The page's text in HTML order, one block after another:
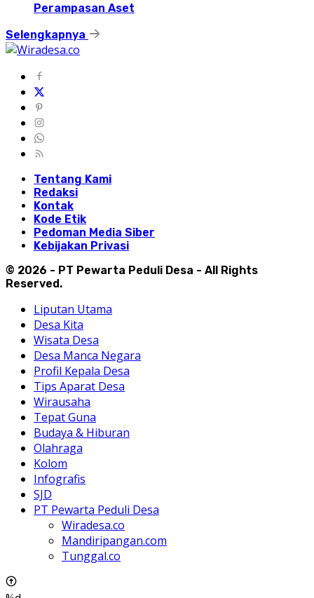
Perampasan Aset
Selengkapnya
Tentang Kami
Redaksi
Kontak
Kode Etik
Pedoman Media Siber
Kebijakan Privasi
© 2026 - PT Pewarta Peduli Desa - All Rights
Reserved.
Liputan Utama
Desa Kita
Wisata Desa
Desa Manca Negara
Profil Kepala Desa
Tips Aparat Desa
Wirausaha
Tepat Guna
Budaya & Hiburan
Olahraga
Kolom
Infografis
SJD
PT Pewarta Peduli Desa
Wiradesa.co
Mandiripangan.com
Tunggal.co